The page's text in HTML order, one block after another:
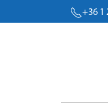
+36 1